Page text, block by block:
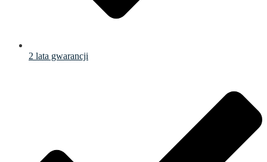
2 lata gwarancji